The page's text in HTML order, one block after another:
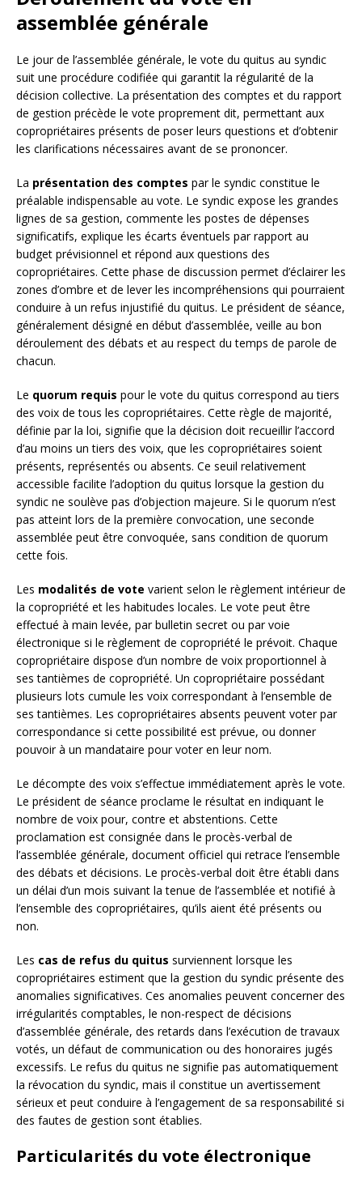
assemblée générale
Le jour de l’assemblée générale, le vote du quitus au syndic
suit une procédure codifiée qui garantit la régularité de la
décision collective. La présentation des comptes et du rapport
de gestion précède le vote proprement dit, permettant aux
copropriétaires présents de poser leurs questions et d’obtenir
les clarifications nécessaires avant de se prononcer.
La présentation des comptes par le syndic constitue le
préalable indispensable au vote. Le syndic expose les grandes
lignes de sa gestion, commente les postes de dépenses
significatifs, explique les écarts éventuels par rapport au
budget prévisionnel et répond aux questions des
copropriétaires. Cette phase de discussion permet d’éclairer les
zones d’ombre et de lever les incompréhensions qui pourraient
conduire à un refus injustifié du quitus. Le président de séance,
généralement désigné en début d’assemblée, veille au bon
déroulement des débats et au respect du temps de parole de
chacun.
Le quorum requis pour le vote du quitus correspond au tiers
des voix de tous les copropriétaires. Cette règle de majorité,
définie par la loi, signifie que la décision doit recueillir l’accord
d’au moins un tiers des voix, que les copropriétaires soient
présents, représentés ou absents. Ce seuil relativement
accessible facilite l’adoption du quitus lorsque la gestion du
syndic ne soulève pas d’objection majeure. Si le quorum n’est
pas atteint lors de la première convocation, une seconde
assemblée peut être convoquée, sans condition de quorum
cette fois.
Les modalités de vote varient selon le règlement intérieur de
la copropriété et les habitudes locales. Le vote peut être
effectué à main levée, par bulletin secret ou par voie
électronique si le règlement de copropriété le prévoit. Chaque
copropriétaire dispose d’un nombre de voix proportionnel à
ses tantièmes de copropriété. Un copropriétaire possédant
plusieurs lots cumule les voix correspondant à l’ensemble de
ses tantièmes. Les copropriétaires absents peuvent voter par
correspondance si cette possibilité est prévue, ou donner
pouvoir à un mandataire pour voter en leur nom.
Le décompte des voix s’effectue immédiatement après le vote.
Le président de séance proclame le résultat en indiquant le
nombre de voix pour, contre et abstentions. Cette
proclamation est consignée dans le procès-verbal de
l’assemblée générale, document officiel qui retrace l’ensemble
des débats et décisions. Le procès-verbal doit être établi dans
un délai d’un mois suivant la tenue de l’assemblée et notifié à
l’ensemble des copropriétaires, qu’ils aient été présents ou
non.
Les cas de refus du quitus surviennent lorsque les
copropriétaires estiment que la gestion du syndic présente des
anomalies significatives. Ces anomalies peuvent concerner des
irrégularités comptables, le non-respect de décisions
d’assemblée générale, des retards dans l’exécution de travaux
votés, un défaut de communication ou des honoraires jugés
excessifs. Le refus du quitus ne signifie pas automatiquement
la révocation du syndic, mais il constitue un avertissement
sérieux et peut conduire à l’engagement de sa responsabilité si
des fautes de gestion sont établies.
Particularités du vote électronique